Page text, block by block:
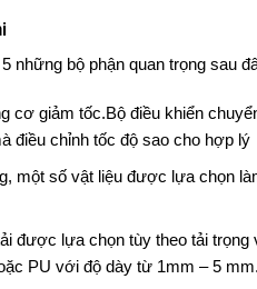
những bộ phận quan trọng sau
cơ giảm tốc.Bộ điều khiển
điều chỉnh tốc độ sao cho hợp lý
một số vật liệu được lựa chọn
được lựa chọn tùy theo tải
PU với độ dày từ 1mm – 5